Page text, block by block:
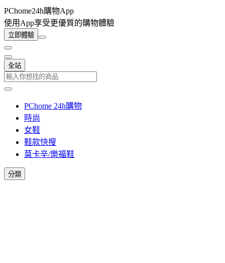
PChome24h購物App
使用App享受更優質的購物體驗
立即體驗
全站
PChome 24h購物
時尚
女鞋
鞋款快搜
莫卡辛/樂福鞋
分類